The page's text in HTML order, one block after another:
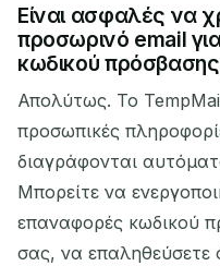
Είναι ασφαλές να
προσωρινό email
κωδικού
Απολύτως. Το
προσωπικές
διαγράφονται
Μπορείτε να
επαναφορές κωδικού
σας, να επαληθεύσετε